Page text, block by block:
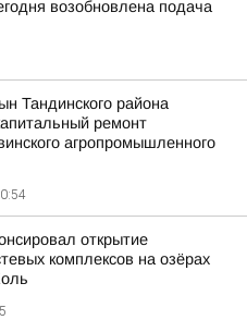
возобновлена подача
Тандинского района
ремонт
агропромышленного
открытие
комплексов на озёрах